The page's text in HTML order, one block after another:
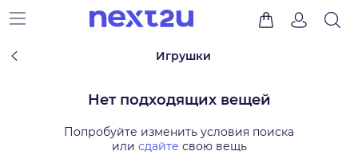
Игрушки
Нет подходящих вещей
Попробуйте изменить условия поиска
или сдайте свою вещь